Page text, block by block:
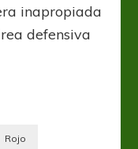
inapropiada
defensiva
Rojo